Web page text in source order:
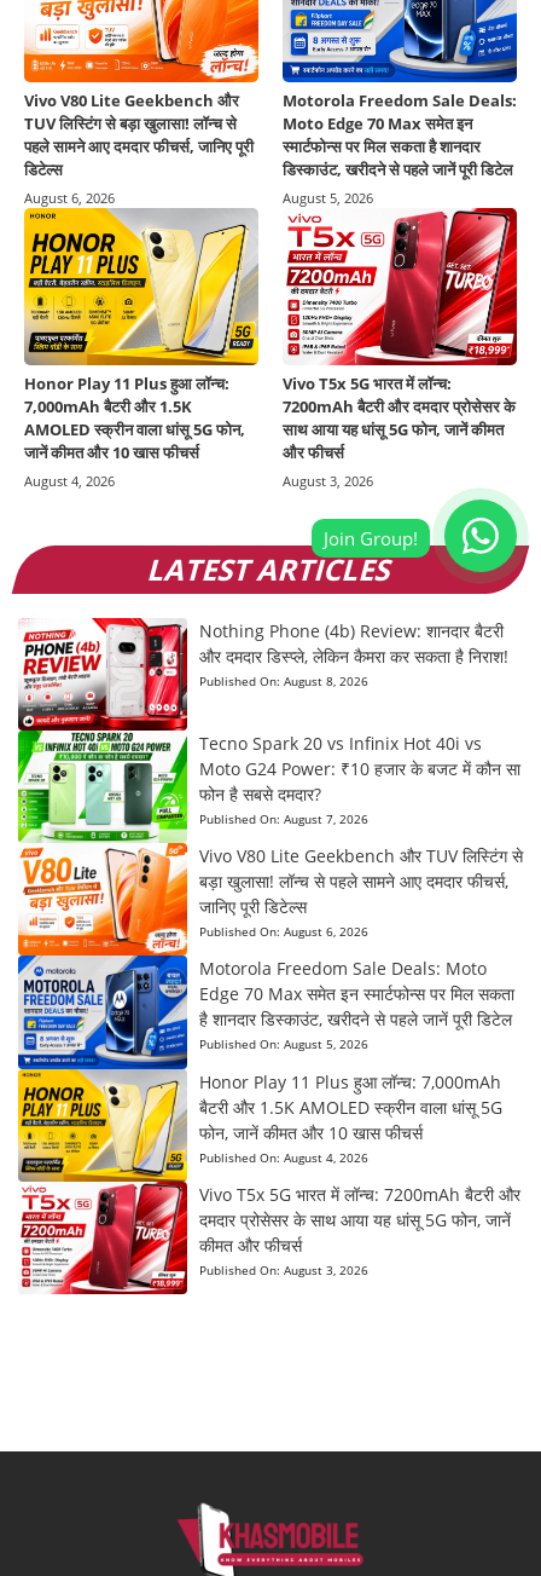
Vivo V80 Lite Geekbench और
TUV लिस्टिंग से बड़ा खुलासा! लॉन्च से
पहले सामने आए दमदार फीचर्स, जानिए पूरी
डिटेल्स
August 6, 2026
Motorola Freedom Sale Deals:
Moto Edge 70 Max समेत इन
स्मार्टफोन्स पर मिल सकता है शानदार
डिस्काउंट, खरीदने से पहले जानें पूरी डिटेल
August 5, 2026
Honor Play 11 Plus हुआ लॉन्च:
7,000mAh बैटरी और 1.5K
AMOLED स्क्रीन वाला धांसू 5G फोन,
जानें कीमत और 10 खास फीचर्स
August 4, 2026
Vivo T5x 5G भारत में लॉन्च:
7200mAh बैटरी और दमदार प्रोसेसर के
साथ आया यह धांसू 5G फोन, जानें कीमत
और फीचर्स
August 3, 2026
LATEST ARTICLES
Nothing Phone (4b) Review: शानदार बैटरी
और दमदार डिस्प्ले, लेकिन कैमरा कर सकता है निराश!
Published On: August 8, 2026
Tecno Spark 20 vs Infinix Hot 40i vs
Moto G24 Power: ₹10 हजार के बजट में कौन सा
फोन है सबसे दमदार?
Published On: August 7, 2026
Vivo V80 Lite Geekbench और TUV लिस्टिंग से
बड़ा खुलासा! लॉन्च से पहले सामने आए दमदार फीचर्स,
जानिए पूरी डिटेल्स
Published On: August 6, 2026
Motorola Freedom Sale Deals: Moto
Edge 70 Max समेत इन स्मार्टफोन्स पर मिल सकता
है शानदार डिस्काउंट, खरीदने से पहले जानें पूरी डिटेल
Published On: August 5, 2026
Honor Play 11 Plus हुआ लॉन्च: 7,000mAh
बैटरी और 1.5K AMOLED स्क्रीन वाला धांसू 5G
फोन, जानें कीमत और 10 खास फीचर्स
Published On: August 4, 2026
Vivo T5x 5G भारत में लॉन्च: 7200mAh बैटरी और
दमदार प्रोसेसर के साथ आया यह धांसू 5G फोन, जानें
कीमत और फीचर्स
Published On: August 3, 2026